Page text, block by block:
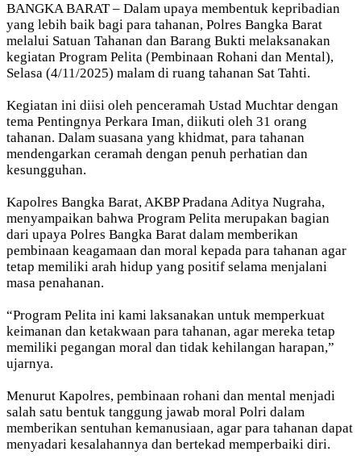
BANGKA BARAT – Dalam upaya membentuk kepribadian
yang lebih baik bagi para tahanan, Polres Bangka Barat
melalui Satuan Tahanan dan Barang Bukti melaksanakan
kegiatan Program Pelita (Pembinaan Rohani dan Mental),
Selasa (4/11/2025) malam di ruang tahanan Sat Tahti.
Kegiatan ini diisi oleh penceramah Ustad Muchtar dengan
tema Pentingnya Perkara Iman, diikuti oleh 31 orang
tahanan. Dalam suasana yang khidmat, para tahanan
mendengarkan ceramah dengan penuh perhatian dan
kesungguhan.
Kapolres Bangka Barat, AKBP Pradana Aditya Nugraha,
menyampaikan bahwa Program Pelita merupakan bagian
dari upaya Polres Bangka Barat dalam memberikan
pembinaan keagamaan dan moral kepada para tahanan agar
tetap memiliki arah hidup yang positif selama menjalani
masa penahanan.
“Program Pelita ini kami laksanakan untuk memperkuat
keimanan dan ketakwaan para tahanan, agar mereka tetap
memiliki pegangan moral dan tidak kehilangan harapan,”
ujarnya.
Menurut Kapolres, pembinaan rohani dan mental menjadi
salah satu bentuk tanggung jawab moral Polri dalam
memberikan sentuhan kemanusiaan, agar para tahanan dapat
menyadari kesalahannya dan bertekad memperbaiki diri.